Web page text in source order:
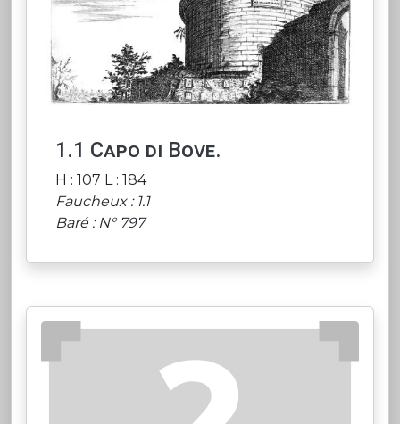
1.1 Capo di Bove.
H : 107 L : 184
Faucheux : 1.1
Baré : N° 797